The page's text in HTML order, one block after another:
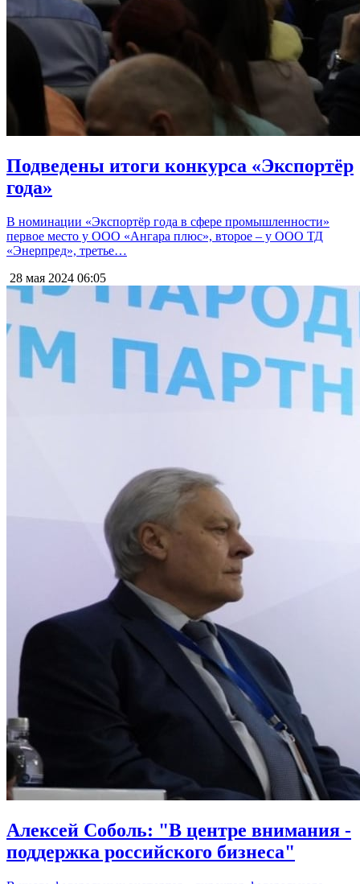
Подведены итоги конкурса «Экспортёр
года»
В номинации «Экспортёр года в сфере промышленности»
первое место у ООО «Ангара плюс», второе – у ООО ТД
«Энерпред», третье…
28 мая 2024 06:05
Алексей Соболь: "В центре внимания -
поддержка российского бизнеса"